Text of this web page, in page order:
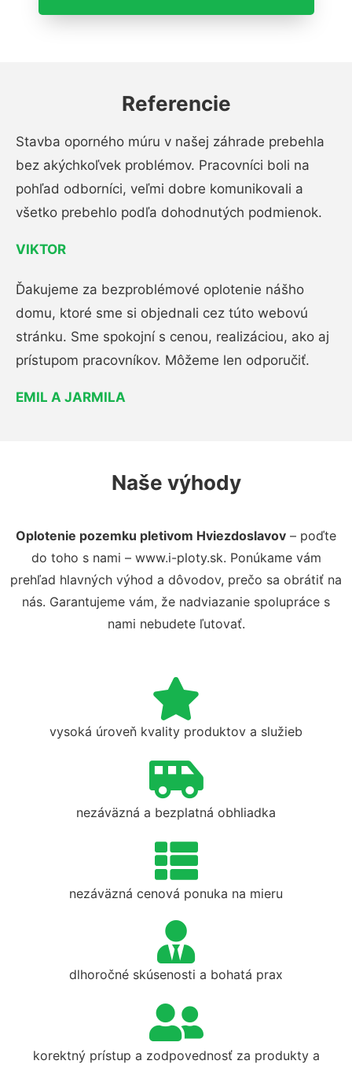
Referencie
Stavba oporného múru v našej záhrade prebehla
bez akýchkoľvek problémov. Pracovníci boli na
pohľad odborníci, veľmi dobre komunikovali a
všetko prebehlo podľa dohodnutých podmienok.
VIKTOR
Ďakujeme za bezproblémové oplotenie nášho
domu, ktoré sme si objednali cez túto webovú
stránku. Sme spokojní s cenou, realizáciou, ako aj
prístupom pracovníkov. Môžeme len odporučiť.
EMIL A JARMILA
Naše výhody
Oplotenie pozemku pletivom Hviezdoslavov – poďte
do toho s nami – www.i-ploty.sk. Ponúkame vám
prehľad hlavných výhod a dôvodov, prečo sa obrátiť na
nás. Garantujeme vám, že nadviazanie spolupráce s
nami nebudete ľutovať.
vysoká úroveň kvality produktov a služieb
nezáväzná a bezplatná obhliadka
nezáväzná cenová ponuka na mieru
dlhoročné skúsenosti a bohatá prax
korektný prístup a zodpovednosť za produkty a